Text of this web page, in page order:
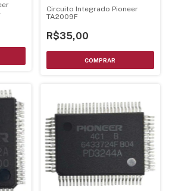
Circuito Integrado Pioneer
TA2009F
R$35,00